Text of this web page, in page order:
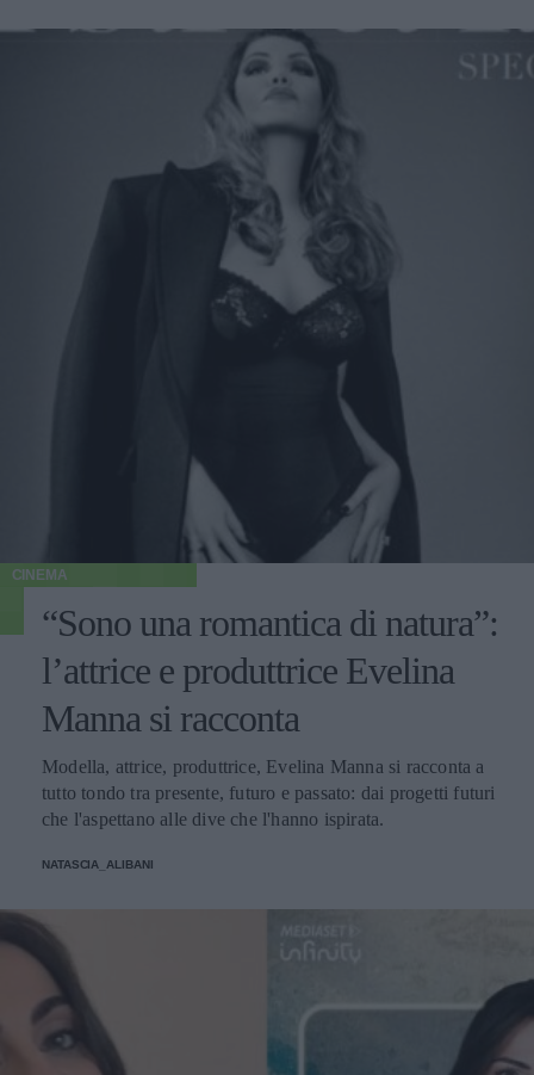
CINEMA
“Sono una romantica di natura”:
l’attrice e produttrice Evelina
Manna si racconta
Modella, attrice, produttrice, Evelina Manna si racconta a
tutto tondo tra presente, futuro e passato: dai progetti futuri
che l'aspettano alle dive che l'hanno ispirata.
NATASCIA_ALIBANI